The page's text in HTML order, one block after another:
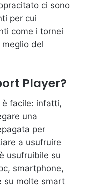
ci sono
per cui
come i tornei
del
Player?
è facile: infatti,
una
per
a usufruire
usufruibile su
smartphone,
su molte smart